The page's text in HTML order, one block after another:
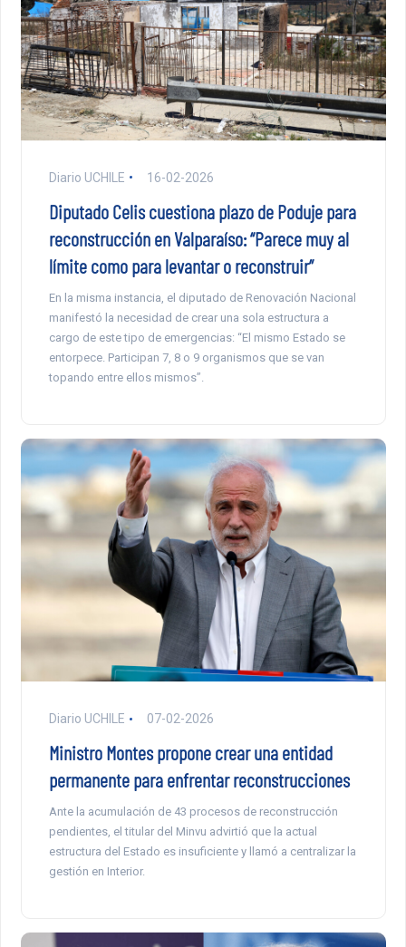
Diario UCHILE 16-02-2026
Diputado Celis cuestiona plazo de Poduje para
reconstrucción en Valparaíso: “Parece muy al
límite como para levantar o reconstruir”
En la misma instancia, el diputado de Renovación Nacional
manifestó la necesidad de crear una sola estructura a
cargo de este tipo de emergencias: “El mismo Estado se
entorpece. Participan 7, 8 o 9 organismos que se van
topando entre ellos mismos”.
Diario UCHILE 07-02-2026
Ministro Montes propone crear una entidad
permanente para enfrentar reconstrucciones
Ante la acumulación de 43 procesos de reconstrucción
pendientes, el titular del Minvu advirtió que la actual
estructura del Estado es insuficiente y llamó a centralizar la
gestión en Interior.